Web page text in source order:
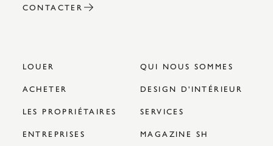
CONTACTER
LOUER
QUI NOUS SOMMES
ACHETER
DESIGN D'INTÉRIEUR
LES PROPRIÉTAIRES
SERVICES
ENTREPRISES
MAGAZINE SH